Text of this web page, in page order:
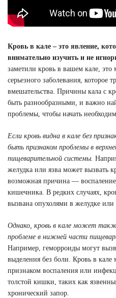
Кровь в кале – это явление,
внимательно изучить и не
заметили кровь в вашем кале,
серьезного заболевания, которое
вмешательства. Причины кала с
быть разнообразными, и важно
проблемы, чтобы начать
Если кровь видна в кале без
быть признаком проблемы в
пищеварительной системы.
желудка или язва может вызвать
возможная причина — воспаление
кишечника. В редких случаях,
вызвана опухолями в желудке
Однако, кровь в кале может
проблеме в нижней части
Например, геморроиды могут
выделения без боли. Кровь в кале
признаком воспаления или
толстой кишки, таких как
хронический запор.